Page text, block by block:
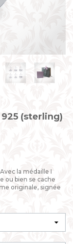
(sterling)
la médaille I
ou bien se cache
originale, signée